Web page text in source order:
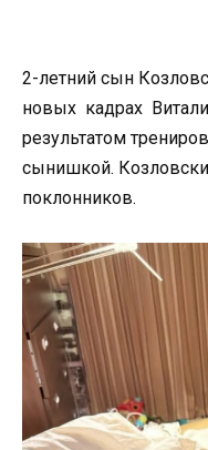
2-летний сын
новых кадрах
результатом
сынишкой.
поклонников.